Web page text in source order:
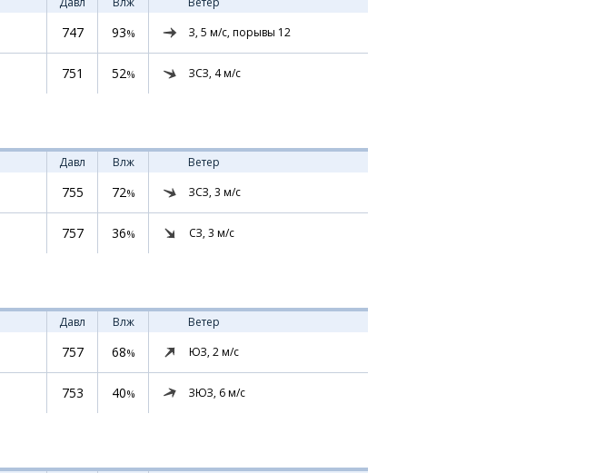
747 93% З, 5 м/с, порывы 12
751 52% ЗСЗ, 4м/с
Давл Влж
Ветер
755 72% ЗСЗ, 3 м/с
757 36% СЗ, 3 м/с
Давл Влж
Ветер
757 68% ЮЗ, 2м/с
753 40% ЗЮЗ, 6м/с